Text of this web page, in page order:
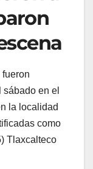
en el
la localidad
como
Tlaxcalteco